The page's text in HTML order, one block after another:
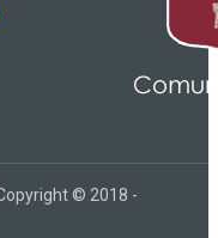
© 2018 -